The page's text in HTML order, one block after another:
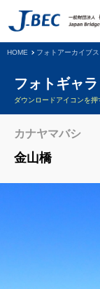
HOME フォトアーカイブス
フォトギャ
ダウンロードアイコンを押
カナヤマバシ
金山橋